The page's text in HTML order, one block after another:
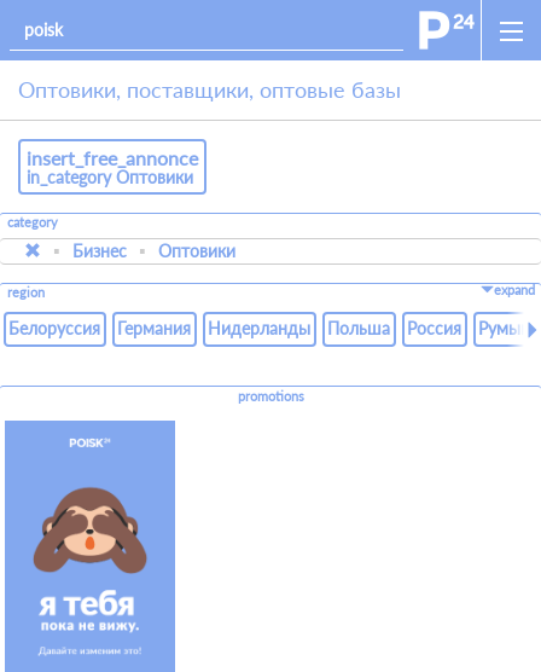
Оптовики, поставщики, оптовые базы
insert_free_annonce
in_category Оптовики
category
Бизнес Оптовики
region expand
Белоруссия Германия Нидерланды Польша Россия
promotions